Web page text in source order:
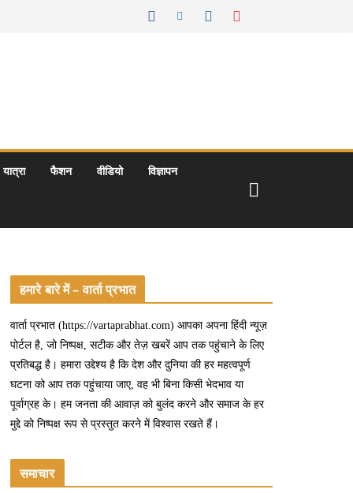
यात्रा फैशन वीडियो विज्ञापन
हमारे बारे में – वार्ता प्रभात
वार्ता प्रभात (https://vartaprabhat.com) आपका अपना हिंदी न्यूज़
पोर्टल है, जो निष्पक्ष, सटीक और तेज़ खबरें आप तक पहुंचाने के लिए
प्रतिबद्ध है। हमारा उद्देश्य है कि देश और दुनिया की हर महत्वपूर्ण
घटना को आप तक पहुंचाया जाए, वह भी बिना किसी भेदभाव या
पूर्वाग्रह के। हम जनता की आवाज़ को बुलंद करने और समाज के हर
मुद्दे को निष्पक्ष रूप से प्रस्तुत करने में विश्वास रखते हैं।
समाचार